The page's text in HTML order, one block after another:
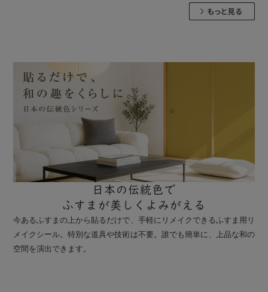
日本の伝統色で
ふすまが美しくよみがえる
今あるふすまの上から貼るだけで、手軽にリメイクできるふすま用リ
メイクシール。特別な道具や技術は不要。誰でも簡単に、上品な和の
空間を演出できます。